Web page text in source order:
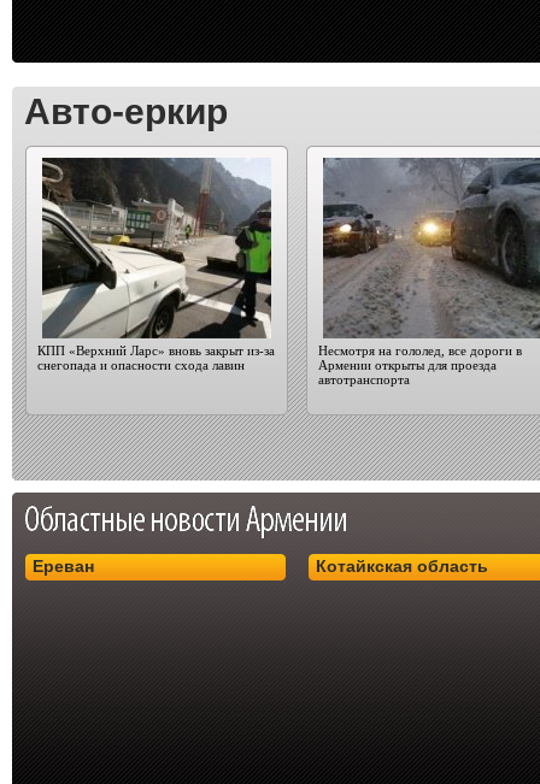
Авто-еркир
КПП «Верхний Ларс» вновь закрыт из-за
снегопада и опасности схода лавин
Несмотря на гололед, все дороги в
Армении открыты для проезда
автотранспорта
Ереван Котайкская область